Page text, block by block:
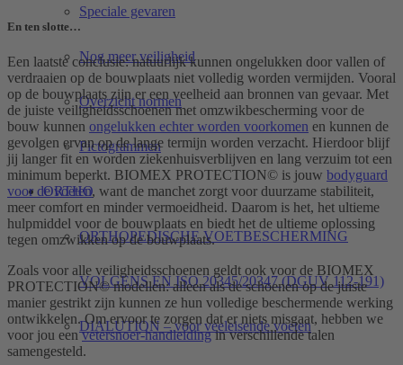
Speciale gevaren
Nog meer veiligheid
Overzicht normen
Pictogrammen
ORTHO
ORTHOPEDISCHE VOETBESCHERMING
VOLGENS EN ISO 20345/20347 (DGUV 112-191)
DIALUTION – voor veeleisende voeten
En ten slotte…
Een laatste conclusie: natuurlijk kunnen ongelukken door vallen of
verdraaien op de bouwplaats niet volledig worden vermijden. Vooral
op de bouwplaats zijn er een veelheid aan bronnen van gevaar. Met
de juiste veiligheidsschoenen met omzwikbescherming voor de
bouw kunnen ongelukken echter worden voorkomen en kunnen de
gevolgen ervan op de lange termijn worden verzacht. Hierdoor blijf
jij langer fit en worden ziekenhuisverblijven en lang verzuim tot een
minimum beperkt. BIOMEX PROTECTION© is jouw bodyguard
voor de voeten, want de manchet zorgt voor duurzame stabiliteit,
meer comfort en minder vermoeidheid. Daarom is het, het ultieme
hulpmiddel voor de bouwplaats en biedt het de ultieme oplossing
tegen omzwikken op de bouwplaats.
Zoals voor alle veiligheidsschoenen geldt ook voor de BIOMEX
PROTECTION© modellen: alleen als de schoenen op de juiste
manier gestrikt zijn kunnen ze hun volledige beschermende werking
ontwikkelen. Om ervoor te zorgen dat er niets misgaat, hebben we
voor jou eenvetersnoer-handleidingin verschillende talen
samengesteld.